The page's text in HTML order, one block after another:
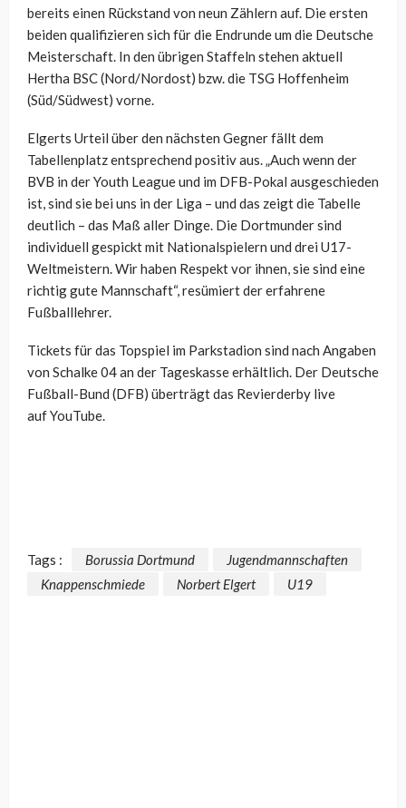
bereits einen Rückstand von neun Zählern auf. Die ersten
beiden qualifizieren sich für die Endrunde um die Deutsche
Meisterschaft. In den übrigen Staffeln stehen aktuell
Hertha BSC (Nord/Nordost) bzw. die TSG Hoffenheim
(Süd/Südwest) vorne.
Elgerts Urteil über den nächsten Gegner fällt dem
Tabellenplatz entsprechend positiv aus. „Auch wenn der
BVB in der Youth League und im DFB-Pokal ausgeschieden
ist, sind sie bei uns in der Liga – und das zeigt die Tabelle
deutlich – das Maß aller Dinge. Die Dortmunder sind
individuell gespickt mit Nationalspielern und drei U17-
Weltmeistern. Wir haben Respekt vor ihnen, sie sind eine
richtig gute Mannschaft“, resümiert der erfahrene
Fußballlehrer.
Tickets für das Topspiel im Parkstadion sind nach Angaben
von Schalke 04 an der Tageskasse erhältlich. Der Deutsche
Fußball-Bund (DFB) überträgt das Revierderby live
auf YouTube.
Tags : Borussia Dortmund
Jugendmannschaften
Knappenschmiede
Norbert Elgert U19